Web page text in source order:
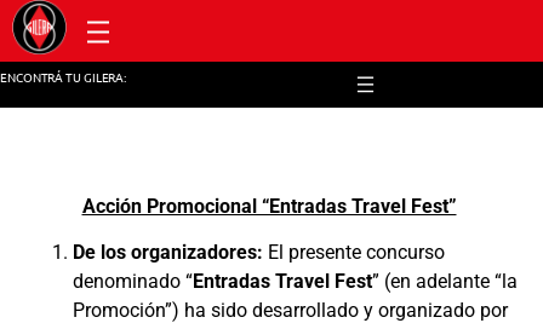
ENCONTRÁ TU GILERA:
Acción Promocional “Entradas Travel Fest”
De los organizadores: El presente concurso
denominado “Entradas Travel Fest” (en adelante “la
Promoción”) ha sido desarrollado y organizado por